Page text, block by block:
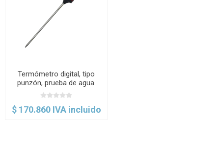
Termómetro digital, tipo
punzón, prueba de agua.
Brixco
$ 170.860 IVA incluido